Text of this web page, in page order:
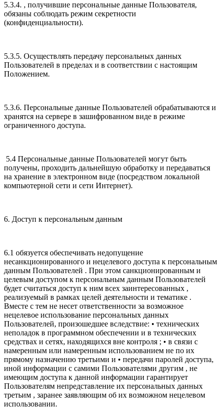
5.3.4. , получившие персональные данные Пользователя,
обязаны соблюдать режим секретности
(конфиденциальности).
5.3.5. Осуществлять передачу персональных данных
Пользователей в пределах и в соответствии с настоящим
Положением.
5.3.6. Персональные данные Пользователей обрабатываются и
хранятся на сервере в зашифрованном виде в режиме
ограниченного доступа.
5.4 Персональные данные Пользователей могут быть
получены, проходить дальнейшую обработку и передаваться
на хранение в электронном виде (посредством локальной
компьютерной сети и сети Интернет).
6. Доступ к персональным данным
6.1 обязуется обеспечивать недопущение
несанкционированного и нецелевого доступа к персональным
данным Пользователей . При этом санкционированным и
целевым доступом к персональным данным Пользователей
будет считаться доступ к ним всех заинтересованных ,
реализуемый в рамках целей деятельности и тематике .
Вместе с тем не несет ответственности за возможное
нецелевое использование персональных данных
Пользователей, произошедшее вследствие: • технических
неполадок в программном обеспечении и в технических
средствах и сетях, находящихся вне контроля ; • в связи с
намеренным или намеренным использованием не по их
прямому назначению третьими и • передачи паролей доступа,
иной информации с самими Пользователями другим , не
имеющим доступа к данной информации гарантирует
Пользователям непредставление их персональных данных
третьим , заранее заявляющим об их возможном нецелевом
использовании.